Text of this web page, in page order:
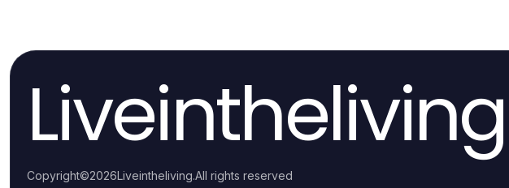
Liveintheliving
Copyright©2026Liveintheliving.All rights reserved